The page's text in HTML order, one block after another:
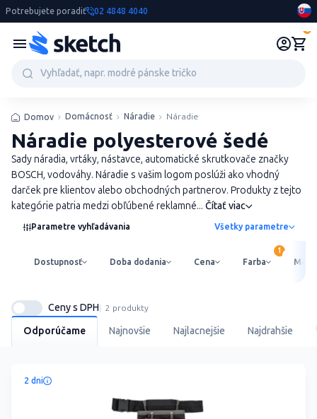
Potrebujete poradiť 02 4848 4040
Domov Domácnosť Náradie Náradie
Náradie polyesterové šedé
Sady náradia, vrtáky, nástavce, automatické skrutkovače značky
BOSCH, vodováhy. Náradie s vašim logom poslúži ako vhodný
darček pre klientov alebo obchodných partnerov. Produkty z tejto
kategórie patria medzi obľúbené reklamné... Čítať viac
Parametre vyhľadávania Všetky parametre
Dostupnosť Doba dodania Cena Farba
Odporúčame Najnovšie Najlacnejšie Najdrahšie
Ceny s DPH 2 produkty
2 dni